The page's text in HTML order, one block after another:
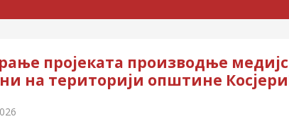
пројеката производње
на територији општине